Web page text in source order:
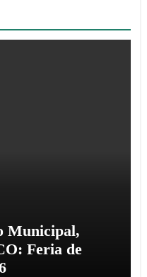
Municipal,
Feria de